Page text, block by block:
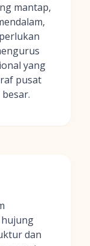
mantap,
yang
pusat
dan